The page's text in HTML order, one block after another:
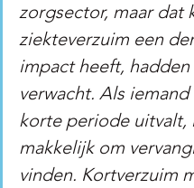
zorgsector, maar dat
ziekteverzuim een
impact heeft,
verwacht. Als
korte periode uitvalt,
makkelijk om
vinden. Kortverzuim